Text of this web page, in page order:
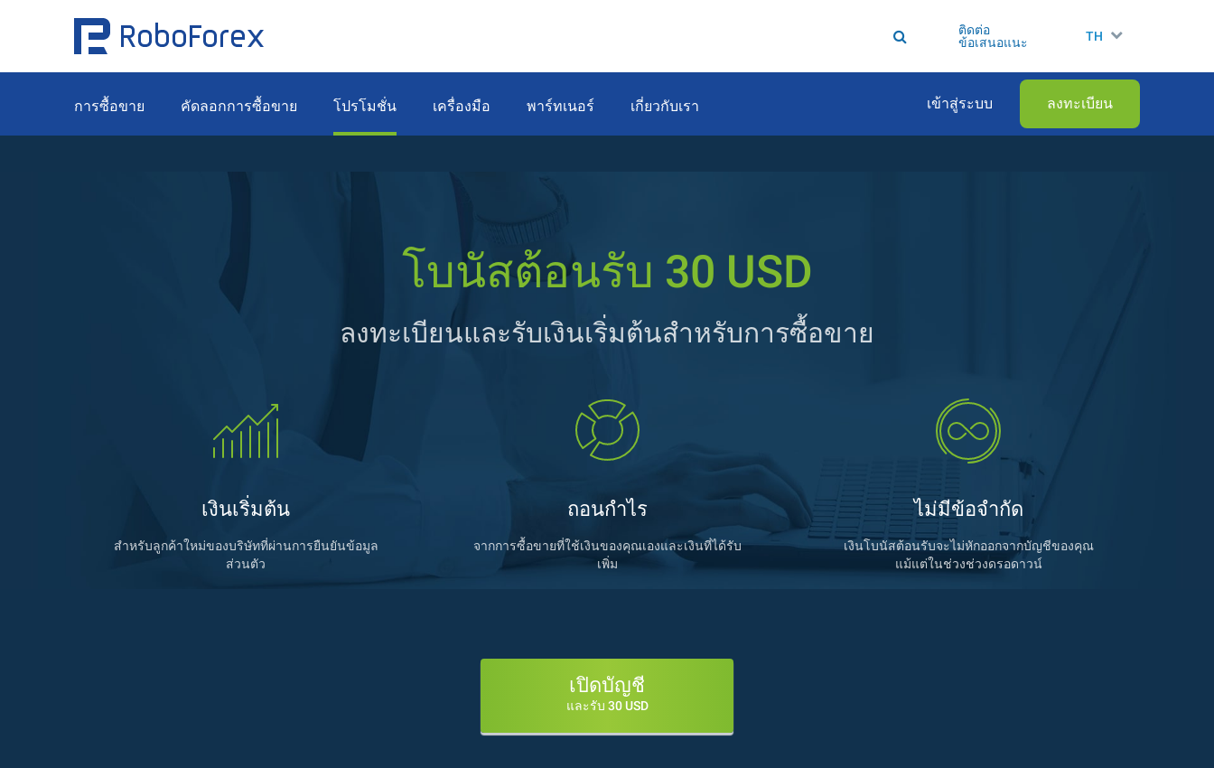
ติดต่อ
ข้อเสนอแนะ
TH
การซื้อขาย คัดลอกการซื้อขาย โปรโมชั่น เครื่องมือ พาร์ทเนอร์ เกี่ยวกับเรา เข้าสู่ระบบ ลงทะเบียน
โบนัสต้อนรับ 30 USD
ลงทะเบียนและรับเงินเริ่มต้นสำหรับการซื้อขาย
เงินเริ่มต้น
สำหรับลูกค้าใหม่ของบริษัทที่ผ่านการยืนยันข้อมูล
ส่วนตัว
ถอนกำไร
จากการซื้อขายที่ใช้เงินของคุณเองและเงินที่ได้รับ
เพิ่ม
ไม่มีข้อจำกัด
เงินโบนัสต้อนรับจะไม่หักออกจากบัญชีของคุณ
แม้แต่ในช่วงช่วงดรอดาวน์
เปิดบัญชี
และรับ 30 USD